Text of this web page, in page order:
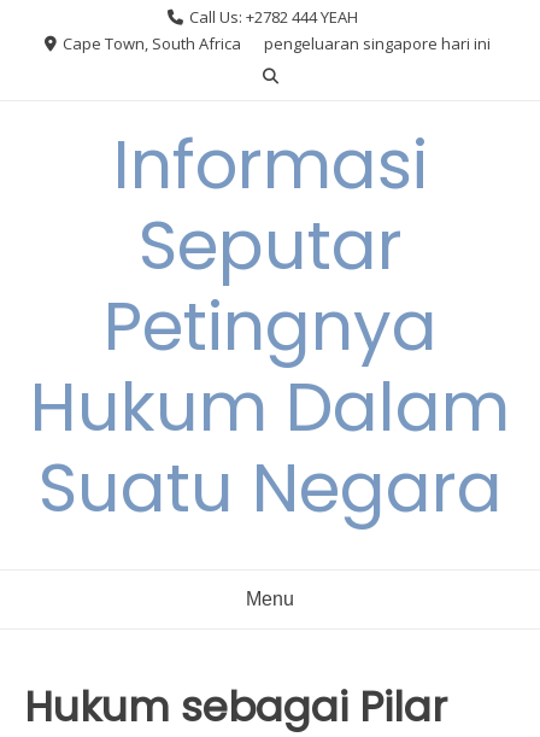
Call Us: +2782 444 YEAH
Cape Town, South Africa
pengeluaran singapore hari ini
Informasi
Seputar
Petingnya
Hukum Dalam
Suatu Negara
Menu
Hukum sebagai Pilar